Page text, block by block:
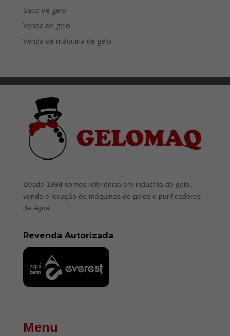
Saco de gelo
Venda de gelo
Venda de máquina de gelo
Desde 1994 somos referência em indústria de gelo,
venda e locação de máquinas de gelos e purificadores
de água.
Revenda Autorizada
Menu